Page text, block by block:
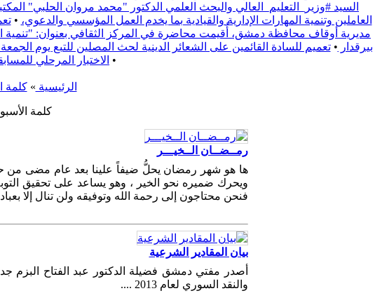
السيد #وزير_التعليم_العالي والبحث العلمي الدكتور "محمد مروان الحلبي"
العاملين وتنمية المهارات الإدارية والقيادية بما يخدم العمل المؤسسي والدعوي، • تعميم - 43 -
مديرية أوقاف محافظة دمشق، أُقيمت محاضرة في المركز الثقافي بعنوان: "تنمية
بيرقدار • تعميم للسادة القائمين على الشعائر الدينية لحث المصلين للتبع يوم الجمعة 2025/9/19 لدعم الفعالية المجتمعية التي تقيمها محافظة ريف دمشق بعنوان "ريفنا
الاختبار المرحلي •
الرئيسية »كلمة
كلمة
رمــضــان الــخيـــر
ها هو شهر رمضان يحلُّ ضيفاً علينا بعد عام مضى من
ويحرك ضميره نحو الخير ، وهو يساعد على تحقيق
فنحن محتاجون إلى رحمة الله وتوفيقه ولن تنال إلا
بيان المقادير الشرعية
أصدر مفتي دمشق فضيلة الدكتور عبد الفتاح البزم
والنقد السوري لعام 2013 ....